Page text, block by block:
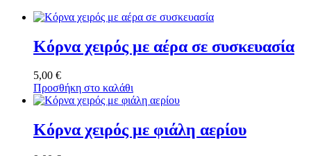
Κόρνα χειρός με αέρα σε συσκευασία
5,00 €
Προσθήκη στο καλάθι
Κόρνα χειρός με φιάλη αερίου